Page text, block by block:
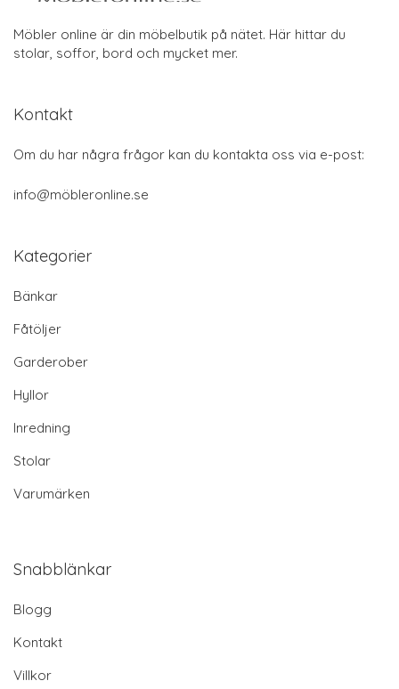
Möbler online är din möbelbutik på nätet. Här hittar du
stolar, soffor, bord och mycket mer.
Kontakt
Om du har några frågor kan du kontakta oss via e-post:
info@möbleronline.se
Kategorier
Bänkar
Fåtöljer
Garderober
Hyllor
Inredning
Stolar
Varumärken
Snabblänkar
Blogg
Kontakt
Villkor